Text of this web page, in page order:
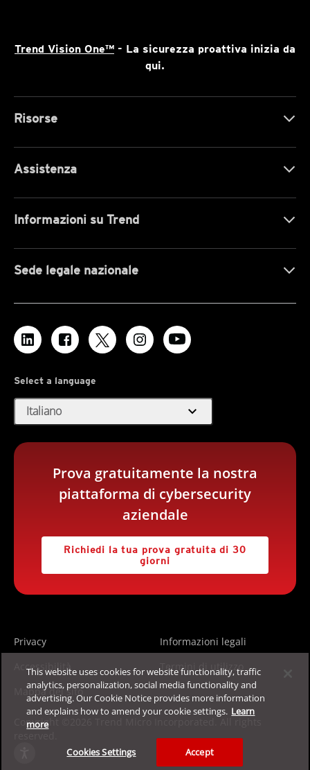
Trend Vision One™ - La sicurezza proattiva inizia da
qui.
Risorse
Assistenza
Informazioni su Trend
Sede legale nazionale
Select a language
Italiano expand_more
Prova gratuitamente la nostra
piattaforma di cybersecurity
aziendale
Richiedi la tua prova gratuita di 30
giorni
Privacy
Informazioni legali
Accessibilità
Termini di utilizzo
Mappa del sito
Copyright ©2026 Trend Micro Incorporated. All rights
This website uses cookies for website functionality, traffic
analytics, personalization, social media functionality and
advertising. Our Cookie Notice provides more information
and explains how to amend your cookie settings. Learn
more
Cookies Settings Accept